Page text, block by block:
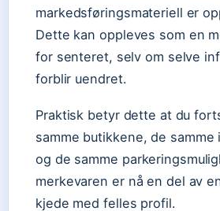
markedsføringsmateriell er
Dette kan oppleves som en
for senteret, selv om selve
forblir uendret.
Praktisk betyr dette at du
samme butikkene, de samme
og de samme
merkevaren er nå en del av
kjede med felles profil.